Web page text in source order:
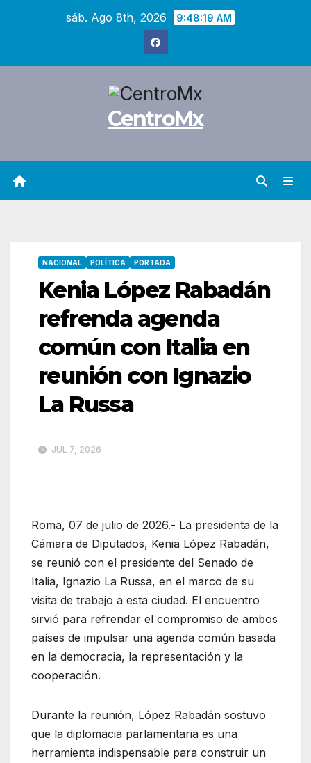
sáb. Ago 8th, 2026 9:48:20 AM
CentroMx
NACIONAL POLÍTICA PORTADA
Kenia López Rabadán
refrenda agenda
común con Italia en
reunión con Ignazio
La Russa
JUL 7, 2026
Roma, 07 de julio de 2026.- La presidenta de la
Cámara de Diputados, Kenia López Rabadán,
se reunió con el presidente del Senado de
Italia, Ignazio La Russa, en el marco de su
visita de trabajo a esta ciudad. El encuentro
sirvió para refrendar el compromiso de ambos
países de impulsar una agenda común basada
en la democracia, la representación y la
cooperación.
Durante la reunión, López Rabadán sostuvo
que la diplomacia parlamentaria es una
herramienta indispensable para construir un